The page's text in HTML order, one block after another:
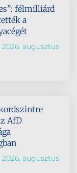
félmilliárd
a
2026. augusztus
AfD
2026. augusztus